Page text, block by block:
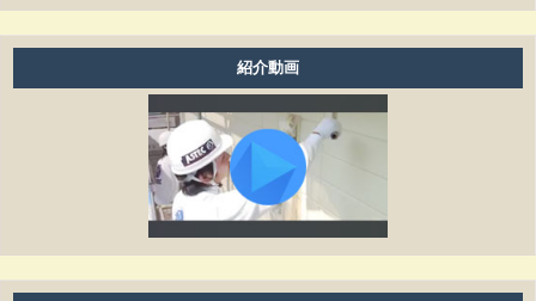
お支払方法は現金ですか？
アフターフォローはどうなっていますか？
養生ビニールがしてある時は、換気扇・お風呂・エアコ
ン等は普通に使えますか？
工事期間はどのくらいありますか？
塗り替えは何年ぐらいで必要ですか？
雨の日も作業しますか？
紹介動画